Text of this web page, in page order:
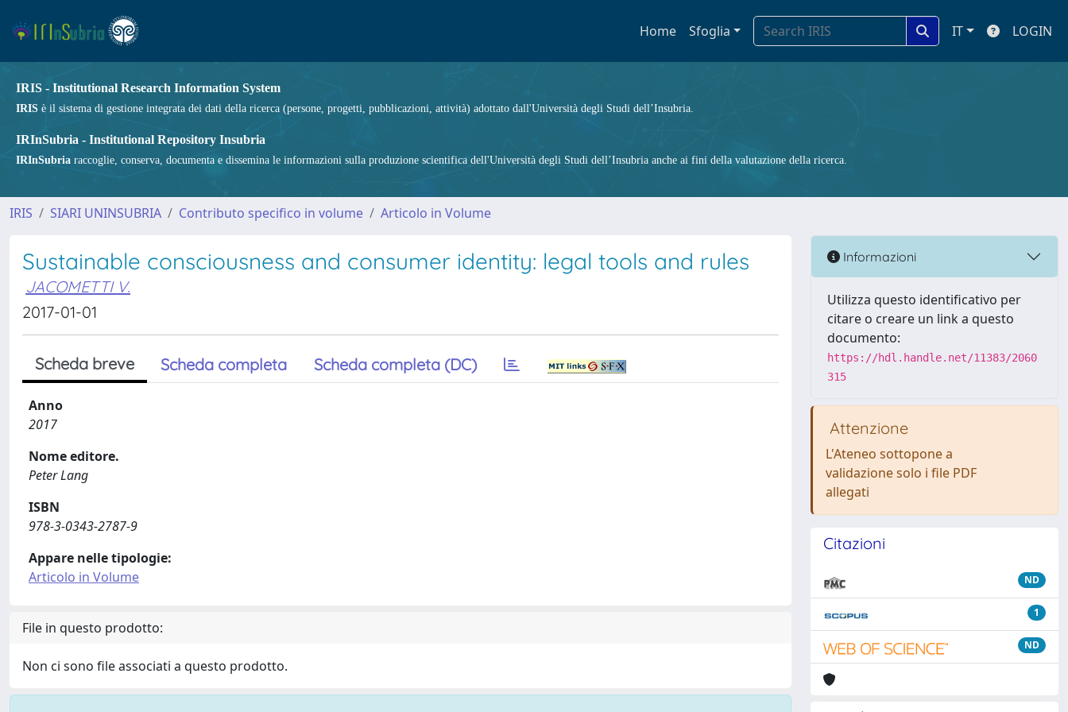
Home Sfoglia IT LOGIN
IRIS - Institutional Research Information System
IRIS è il sistema di gestione integrata dei dati della ricerca (persone, progetti, pubblicazioni, attività) adottato dall'Università degli Studi dell’Insubria.
IRInSubria - Institutional Repository Insubria
IRInSubria raccoglie, conserva, documenta e dissemina le informazioni sulla produzione scientifica dell'Università degli Studi dell’Insubria anche ai fini della valutazione della ricerca.
IRIS SIARI UNINSUBRIA Contributo specifico in volume Articolo in Volume
Sustainable consciousness and consumer identity: legal tools and rules
JACOMETTI V.
2017-01-01
Scheda breve Scheda completa Scheda completa (DC)
Anno
2017
Nome editore.
Peter Lang
ISBN
978-3-0343-2787-9
Appare nelle tipologie:
Articolo in Volume
File in questo prodotto:
Non ci sono file associati a questo prodotto.
Informazioni
Utilizza questo identificativo per
citare o creare un link a questo
documento:
https://hdl.handle.net/11383/2060
315
Attenzione
L'Ateneo sottopone a
validazione solo i file PDF
allegati
Citazioni
ND
1
ND